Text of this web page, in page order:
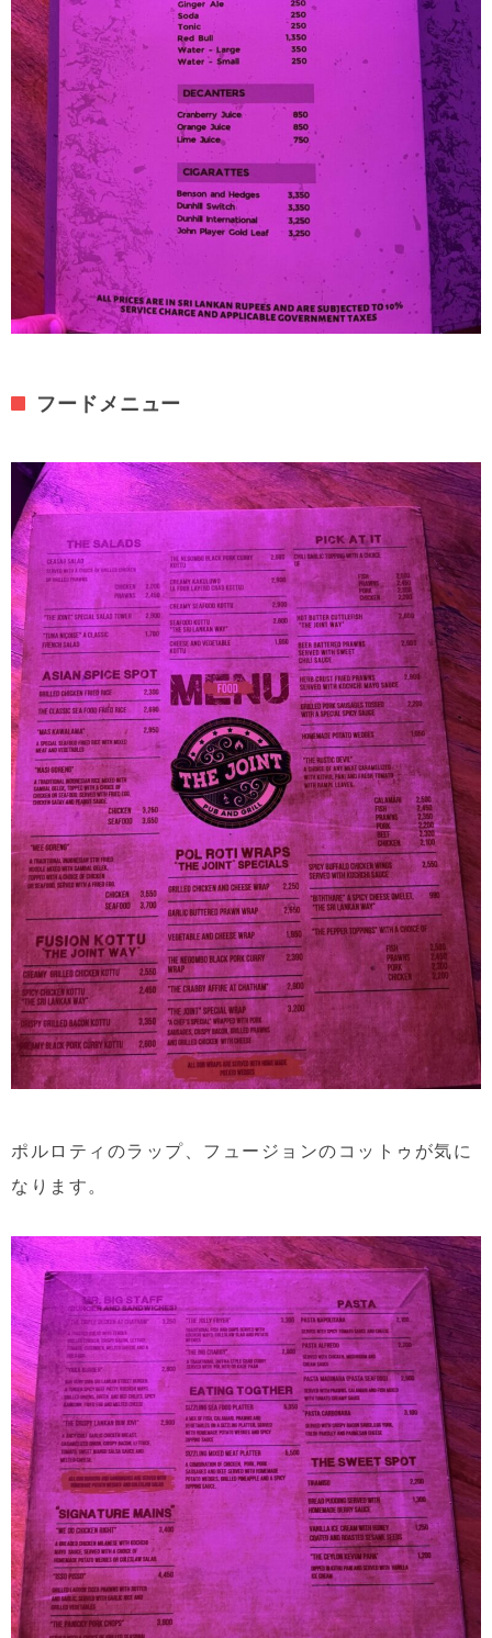
フードメニュー
ポルロティのラップ、フュージョンのコットゥが気に
なります。